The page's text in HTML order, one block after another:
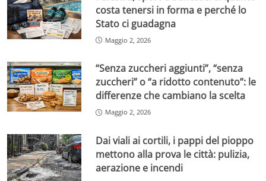
costa tenersi in forma e perché lo
Stato ci guadagna
Maggio 2, 2026
“Senza zuccheri aggiunti”, “senza
zuccheri” o “a ridotto contenuto”: le
differenze che cambiano la scelta
Maggio 2, 2026
Dai viali ai cortili, i pappi del pioppo
mettono alla prova le città: pulizia,
aerazione e incendi